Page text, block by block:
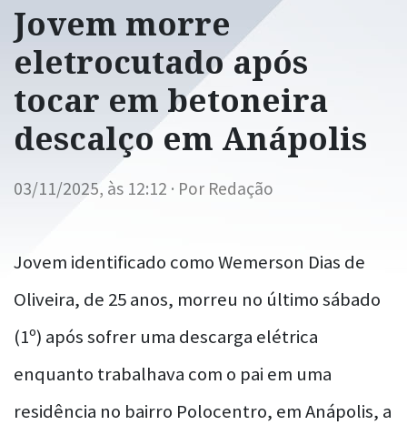
Jovem morre
eletrocutado após
tocar em betoneira
descalço em Anápolis
03/11/2025, às 12:12 · Por Redação
Jovem identificado como Wemerson Dias de
Oliveira, de 25 anos, morreu no último sábado
(1º) após sofrer uma descarga elétrica
enquanto trabalhava com o pai em uma
residência no bairro Polocentro, em Anápolis, a